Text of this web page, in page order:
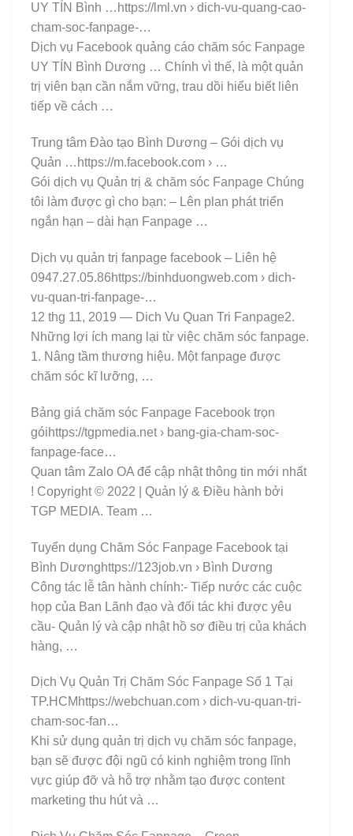
UY TÍN Bình …https://lml.vn › dich-vu-quang-cao-
cham-soc-fanpage-…
Dịch vụ Facebook quảng cáo chăm sóc Fanpage
UY TÍN Bình Dương … Chính vì thế, là một quản
trị viên bạn cần nắm vững, trau dồi hiểu biết liên
tiếp về cách …
Trung tâm Đào tạo Bình Dương – Gói dịch vụ
Quản …https://m.facebook.com › …
Gói dịch vụ Quản trị & chăm sóc Fanpage Chúng
tôi làm được gì cho bạn: – Lên plan phát triển
ngắn hạn – dài hạn Fanpage …
Dịch vụ quản trị fanpage facebook – Liên hệ
0947.27.05.86https://binhduongweb.com › dich-
vu-quan-tri-fanpage-…
12 thg 11, 2019 — Dich Vu Quan Tri Fanpage2.
Những lợi ích mang lại từ việc chăm sóc fanpage.
1. Nâng tầm thương hiệu. Một fanpage được
chăm sóc kĩ lưỡng, …
Bảng giá chăm sóc Fanpage Facebook trọn
góihttps://tgpmedia.net › bang-gia-cham-soc-
fanpage-face…
Quan tâm Zalo OA để cập nhật thông tin mới nhất
! Copyright © 2022 | Quản lý & Điều hành bởi
TGP MEDIA. Team …
Tuyển dụng Chăm Sóc Fanpage Facebook tại
Bình Dươnghttps://123job.vn › Bình Dương
Công tác lễ tân hành chính:- Tiếp nước các cuộc
họp của Ban Lãnh đạo và đối tác khi được yêu
cầu- Quản lý và cập nhật hồ sơ điều trị của khách
hàng, …
Dịch Vụ Quản Trị Chăm Sóc Fanpage Số 1 Tại
TP.HCMhttps://webchuan.com › dich-vu-quan-tri-
cham-soc-fan…
Khi sử dụng quản trị dịch vụ chăm sóc fanpage,
bạn sẽ được đội ngũ có kinh nghiệm trong lĩnh
vực giúp đỡ và hỗ trợ nhằm tạo được content
marketing thu hút và …